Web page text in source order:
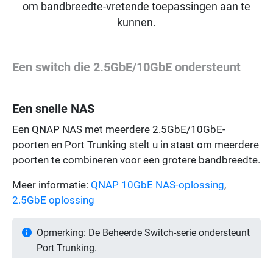
om bandbreedte-vretende toepassingen aan te
kunnen.
Een switch die 2.5GbE/10GbE ondersteunt
Een snelle NAS
Een QNAP NAS met meerdere 2.5GbE/10GbE-
poorten en Port Trunking stelt u in staat om meerdere
poorten te combineren voor een grotere bandbreedte.
Meer informatie: QNAP 10GbE NAS-oplossing,
2.5GbE oplossing
Opmerking: De Beheerde Switch-serie ondersteunt
Port Trunking.